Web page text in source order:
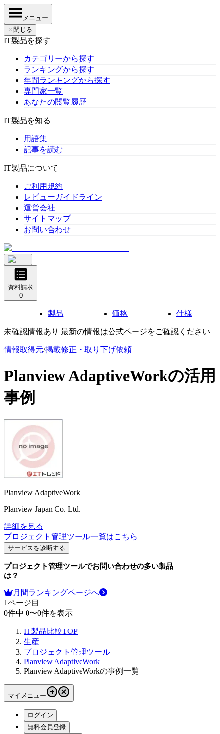
メニュー
✕ 閉じる
IT製品を探す
カテゴリーから探す
ランキングから探す
年間ランキングから探す
専門家一覧
あなたの閲覧履歴
IT製品を知る
用語集
記事を読む
IT製品について
ご利用規約
レビューガイドライン
運営会社
サイトマップ
お問い合わせ
資料請求
0
製品 価格 仕様
未確認情報あり 最新の情報は公式ページをご確認ください
情報取得元/掲載修正・取り下げ依頼
Planview AdaptiveWorkの活用
事例
Planview AdaptiveWork
Planview Japan Co. Ltd.
詳細を見る
プロジェクト管理ツール一覧はこちら
サービスを診断する
プロジェクト管理ツールでお問い合わせの多い製品
は？
月間ランキングページへ
1ページ目
0件中 0〜0件を表示
IT製品比較TOP
生産
プロジェクト管理ツール
Planview AdaptiveWork
Planview AdaptiveWorkの事例一覧
マイメニュー
ログイン
無料会員登録